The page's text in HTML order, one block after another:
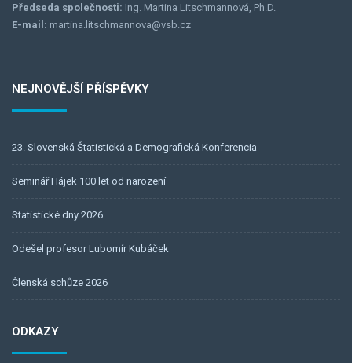
Předseda společnosti: Ing. Martina Litschmannová, Ph.D.
E-mail: martina.litschmannova@vsb.cz
NEJNOVĚJŠÍ PŘÍSPĚVKY
23. Slovenská Štatistická a Demografická Konferencia
Seminář Hájek 100 let od narození
Statistické dny 2026
Odešel profesor Lubomír Kubáček
Členská schůze 2026
ODKAZY